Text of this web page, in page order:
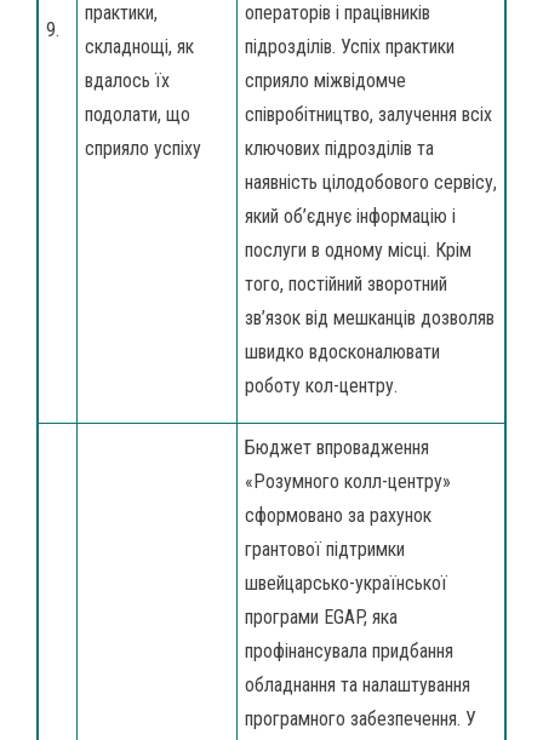
9.
практики,
складнощі, як
вдалось їх
подолати, що
сприяло успіху
операторів і працівників
підрозділів. Успіх практики
сприяло міжвідомче
співробітництво, залучення всіх
ключових підрозділів та
наявність цілодобового сервісу,
який об’єднує інформацію і
послуги в одному місці. Крім
того, постійний зворотний
зв’язок від мешканців дозволяв
швидко вдосконалювати
роботу кол-центру.
Бюджет впровадження
«Розумного колл-центру»
сформовано за рахунок
грантової підтримки
швейцарсько-української
програми EGAP, яка
профінансувала придбання
обладнання та налаштування
програмного забезпечення. У